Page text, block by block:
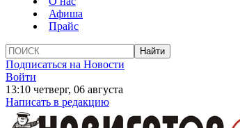
Афиша
Прайс
Подписаться на Новости
Войти
13:10 четверг, 06 августа
Написать в редакцию